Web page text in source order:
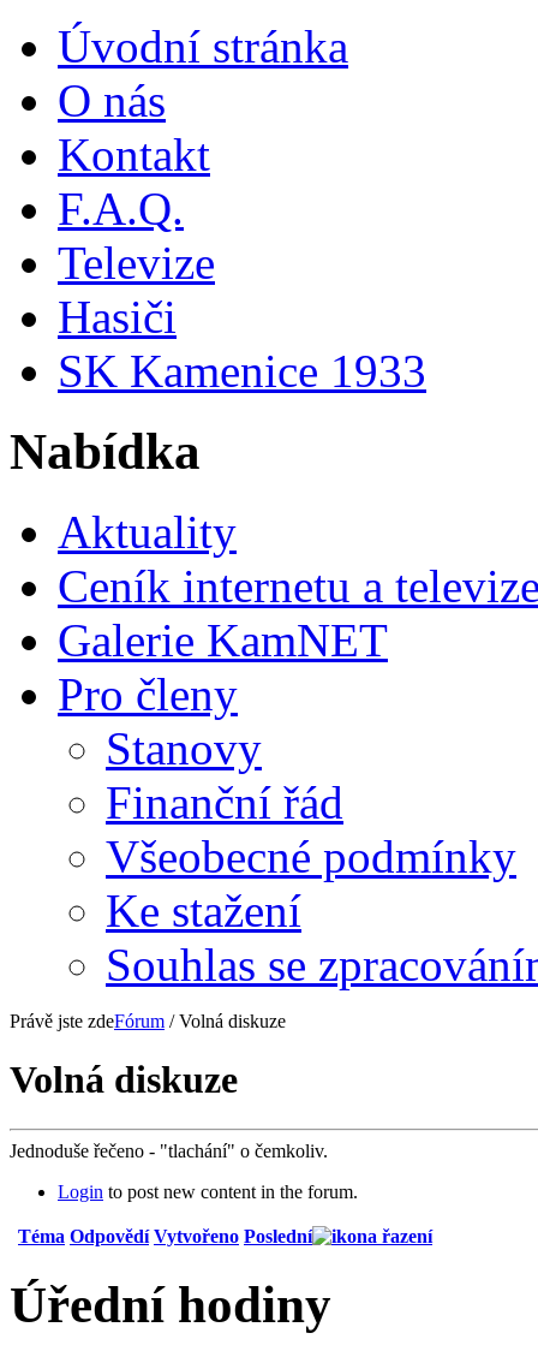
Úvodní stránka
O nás
Kontakt
F.A.Q.
Televize
Hasiči
SK Kamenice 1933
Nabídka
Aktuality
Ceník internetu a
Galerie KamNET
Pro členy
Stanovy
Finanční řád
Všeobecné podmínky
Ke stažení
Souhlas se
Právě jste zdeFórum / Volná diskuze
Volná diskuze
Jednoduše řečeno - "tlachání" o čemkoliv.
Login to post new content in the forum.
Téma Odpovědí Vytvořeno Poslední
Úřední hodiny